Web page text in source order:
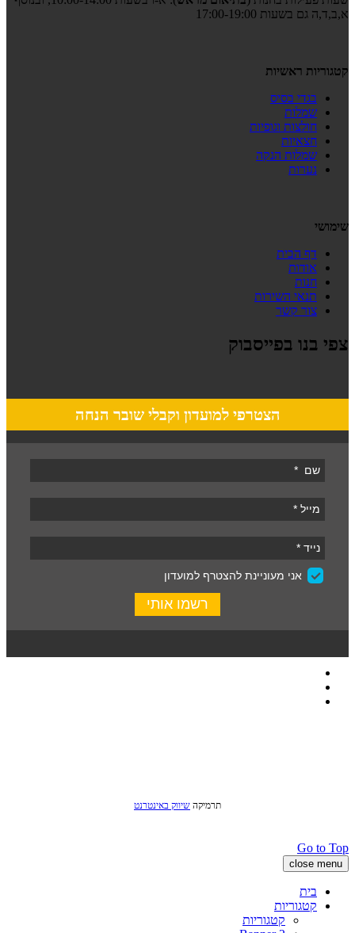
א,ב,ד,ה גם בשעות 17:00-19:00
קטגוריות ראשיות
בגדי בסיס
שמלות
חולצות וגופיות
חצאיות
שמלות הנקה
נערות
שימושי
דף הבית
אודות
חנות
תנאי השירות
צור קשר
צפי בנו בפייסבוק
הצטרפי למועדון וקבלי שובר הנחה
תרמיקה שיווק באינטרנט
Go to Top
close menu
בית
קטגוריות
קטגוריות